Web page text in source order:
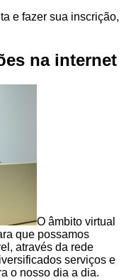
e fazer sua inscrição,
na internet
O âmbito virtual
que possamos
através da rede
serviços e
o nosso dia a dia.